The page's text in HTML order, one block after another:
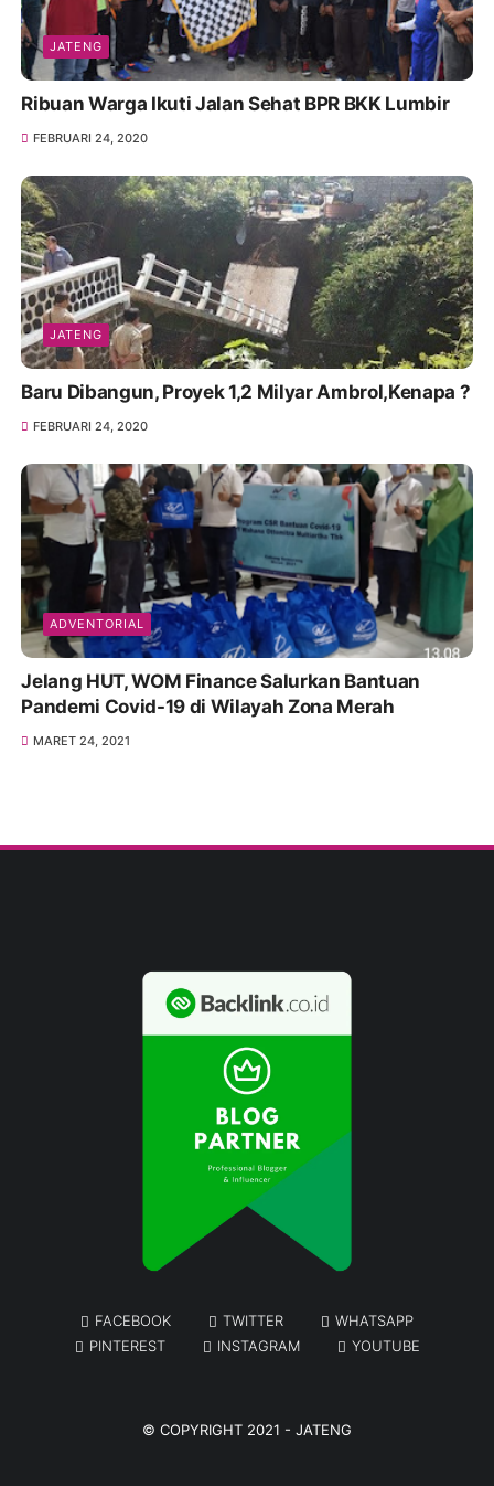
JATENG
Ribuan Warga Ikuti Jalan Sehat BPR BKK Lumbir
FEBRUARI 24, 2020
JATENG
Baru Dibangun, Proyek 1,2 Milyar Ambrol,Kenapa ?
FEBRUARI 24, 2020
ADVENTORIAL
Jelang HUT, WOM Finance Salurkan Bantuan
Pandemi Covid-19 di Wilayah Zona Merah
MARET 24, 2021
FACEBOOK TWITTER
WHATSAPP
PINTEREST
INSTAGRAM YOUTUBE
© COPYRIGHT 2021 - JATENG